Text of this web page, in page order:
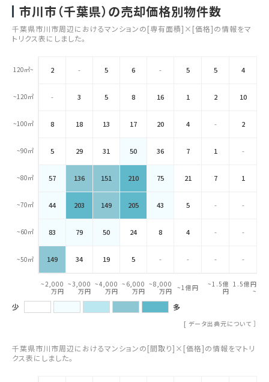
市川市（千葉県）の売却価格別物件数
千葉県市川市周辺におけるマンションの[専有面積]×[価格]の情報をマ
トリクス表にしました。
120㎡~ 2 - 5 6 - 5 5 4
~120㎡ - 3 5 8 16 1 2 10
~100㎡ 8 18 13 17 20 4 - 2
~90㎡ 5 29 31 50 36 7 1 -
~80㎡ 57 136 151 210 75 21 7 1
~70㎡ 44 203 149 205 43 5 - -
~60㎡ 83 79 50 24 8 4 - -
~50㎡ 149 34 19 5 - - - -
~2,000
万円
~3,000
万円
~4,000
万円
~6,000
万円
~8,000
万円 ~1億円
~1.5億
円
1.5億円
~
少 多
[ データ出典元について ］
千葉県市川市周辺におけるマンションの[間取り]×[価格]の情報をマトリ
クス表にしました。